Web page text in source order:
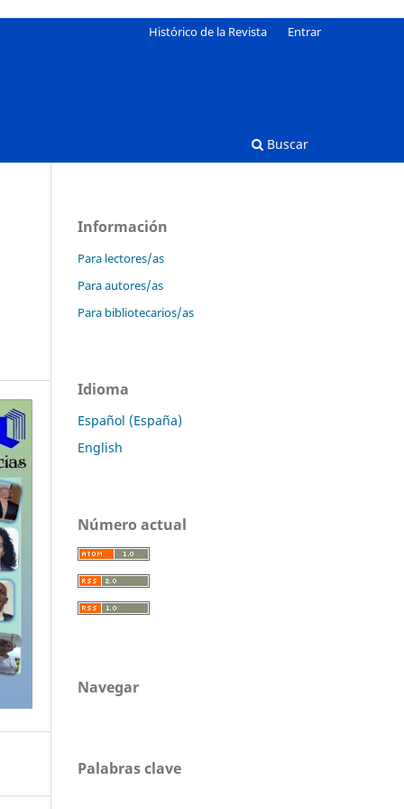
Buscar
Histórico de la Revista Entrar
Información
Para lectores/as
Para autores/as
Para bibliotecarios/as
Idioma
Español (España)
English
Número actual
Navegar
Palabras clave